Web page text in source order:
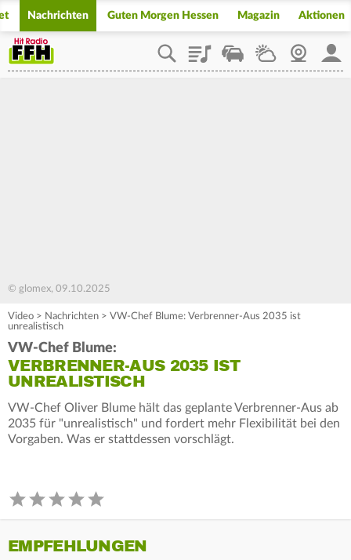
Nachrichten Guten Morgen Hessen Magazin Aktionen
PlaylistStaupilotWetterWebcam
© glomex, 09.10.2025
Video > Nachrichten > VW-Chef Blume: Verbrenner-Aus 2035 ist
unrealistisch
VW-Chef Blume:
VERBRENNER-AUS 2035 IST
UNREALISTISCH
VW-Chef Oliver Blume hält das geplante Verbrenner-Aus ab
2035 für "unrealistisch" und fordert mehr Flexibilität bei den
Vorgaben. Was er stattdessen vorschlägt.
EMPFEHLUNGEN